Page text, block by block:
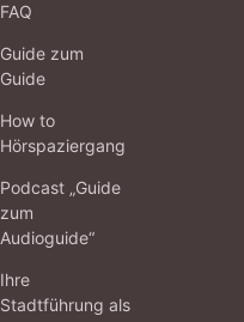
FAQ
Guide zum
Guide
How to
Hörspaziergang
Podcast „Guide
zum
Audioguide“
Ihre
Stadtführung als